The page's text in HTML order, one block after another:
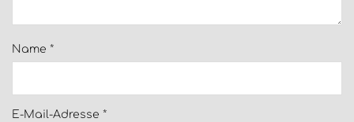
Name *
E-Mail-Adresse *